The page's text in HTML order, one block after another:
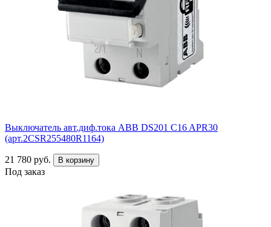
Выключатель авт.диф.тока ABB DS201 C16 APR30
(арт.2CSR255480R1164)
21 780 руб. В корзину
Под заказ